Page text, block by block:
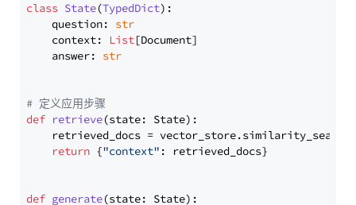
class State(TypedDict):
    question:
str
    context:
List[Document]
    answer:
str
# 定义应用步骤
def retrieve(state: State):
retrieved_docs =
return {"context" : retrieved_docs}
def generate(state: State):